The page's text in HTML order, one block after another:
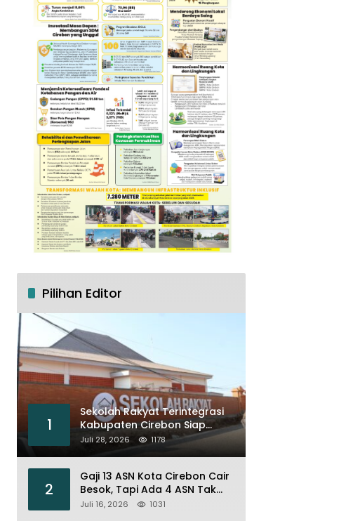
Pilihan Editor
1
Sekolah Rakyat Terintegrasi
Kabupaten Cirebon Siap
Sambut Siswa Lewat Open
House dan MPLS
Juli 28, 2026 1178
2
Gaji 13 ASN Kota Cirebon Cair
Besok, Tapi Ada 4 ASN Tak
Bisa Menikmati
Juli 16, 2026 1031